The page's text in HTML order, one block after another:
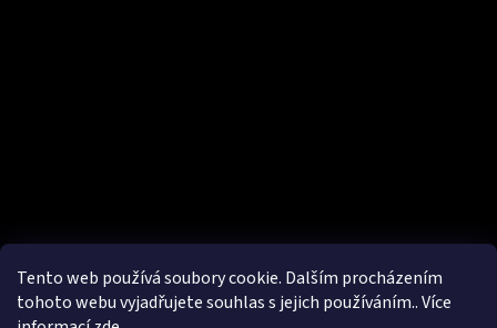
Tento web používá soubory cookie. Dalším procházením
tohoto webu vyjadřujete souhlas s jejich používáním.. Více